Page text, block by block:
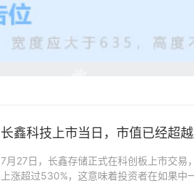
长鑫科技上市当日，市值已经超越
7月27日，长鑫存储正式在科创板上市交
上涨超过530%，这意味着投资者在如果